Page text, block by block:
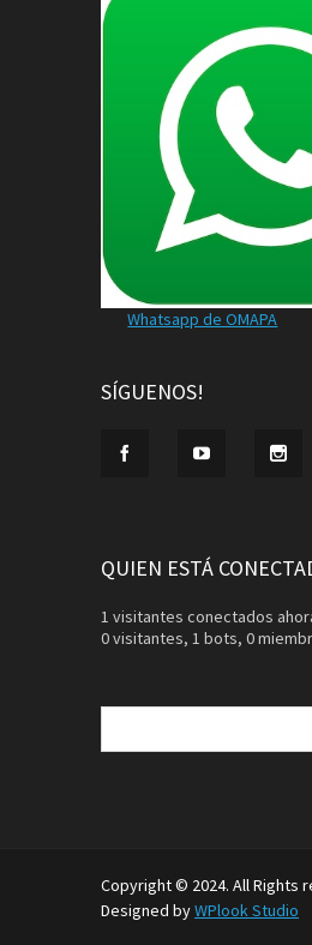
Whatsapp de OMAPA
SÍGUENOS!
QUIEN ESTÁ
1 visitantes conectados
0 visitantes, 1 bots, 0
Buscar:
Copyright © 2024. All Rights
Designed byWPlook Studio